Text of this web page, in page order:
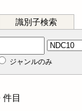
識別子検索
ジャンルのみ
件目